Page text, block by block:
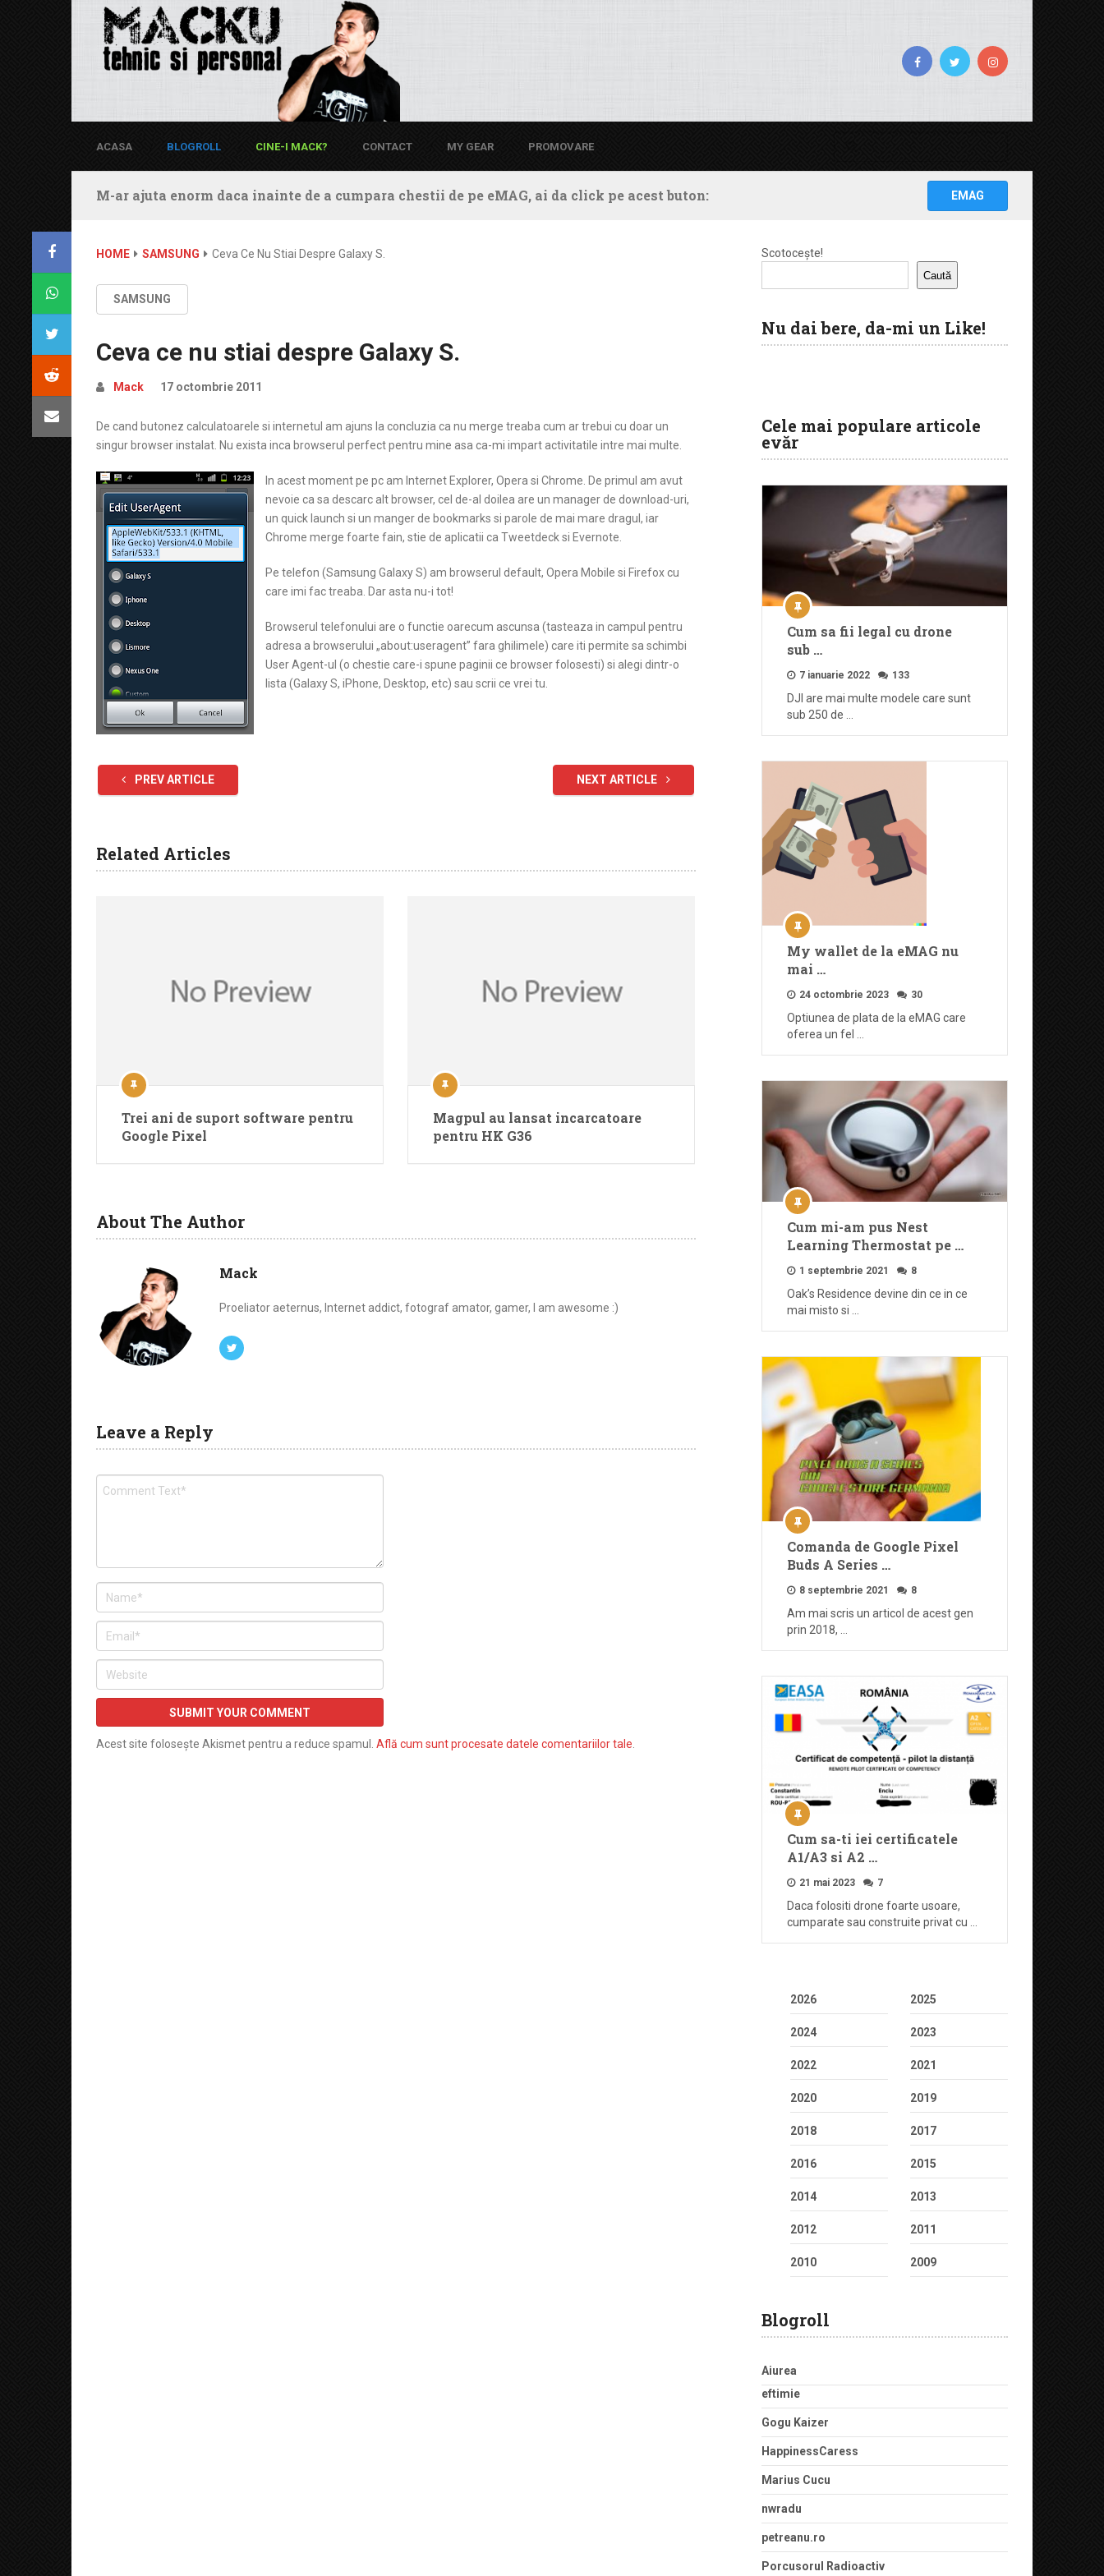
ACASA BLOGROLL CINE-I MACK? CONTACT MY GEAR PROMOVARE
M-ar ajuta enorm daca inainte de a cumpara chestii de pe eMAG, ai da click pe acest buton: EMAG
HOME SAMSUNG Ceva Ce Nu Stiai Despre Galaxy S.
SAMSUNG
Ceva ce nu stiai despre Galaxy S.
Mack 17 octombrie 2011
De cand butonez calculatoarele si internetul am ajuns la concluzia ca nu merge treaba cum ar trebui cu doar un
singur browser instalat. Nu exista inca browserul perfect pentru mine asa ca-mi impart activitatile intre mai multe.
In acest moment pe pc am Internet Explorer, Opera si Chrome. De primul am avut
nevoie ca sa descarc alt browser, cel de-al doilea are un manager de download-uri,
un quick launch si un manger de bookmarks si parole de mai mare dragul, iar
Chrome merge foarte fain, stie de aplicatii ca Tweetdeck si Evernote.
Pe telefon (Samsung Galaxy S) am browserul default, Opera Mobile si Firefox cu
care imi fac treaba. Dar asta nu-i tot!
Browserul telefonului are o functie oarecum ascunsa (tasteaza in campul pentru
adresa a browserului „about:useragent” fara ghilimele) care iti permite sa schimbi
User Agent-ul (o chestie care-i spune paginii ce browser folosesti) si alegi dintr-o
lista (Galaxy S, iPhone, Desktop, etc) sau scrii ce vrei tu.
PREV ARTICLE NEXT ARTICLE
Related Articles
Trei ani de suport software pentru
Google Pixel
Magpul au lansat incarcatoare
pentru HK G36
About The Author
Mack
Proeliator aeternus, Internet addict, fotograf amator, gamer, I am awesome :)
Leave a Reply
Acest site folosește Akismet pentru a reduce spamul. Află cum sunt procesate datele comentariilor tale
Scotocește!
Caută
Nu dai bere, da-mi un Like!
Cele mai populare articole
evăr
Cum sa fii legal cu drone
sub …
7 ianuarie 2022 133
DJI are mai multe modele care sunt
sub 250 de …
My wallet de la eMAG nu
mai …
24 octombrie 2023 30
Optiunea de plata de la eMAG care
oferea un fel …
Cum mi-am pus Nest
Learning Thermostat pe …
1 septembrie 2021 8
Oak’s Residence devine din ce in ce
mai misto si …
Comanda de Google Pixel
Buds A Series …
8 septembrie 2021 8
Am mai scris un articol de acest gen
prin 2018, …
Cum sa-ti iei certificatele
A1/A3 si A2 …
21 mai 2023 7
Daca folositi drone foarte usoare,
cumparate sau construite privat cu …
2026 2025
2024 2023
2022 2021
2020 2019
2018 2017
2016 2015
2014 2013
2012 2011
2010 2009
Blogroll
Aiurea
eftimie
Gogu Kaizer
HappinessCaress
Marius Cucu
nwradu
petreanu.ro
Porcusorul Radioactiv